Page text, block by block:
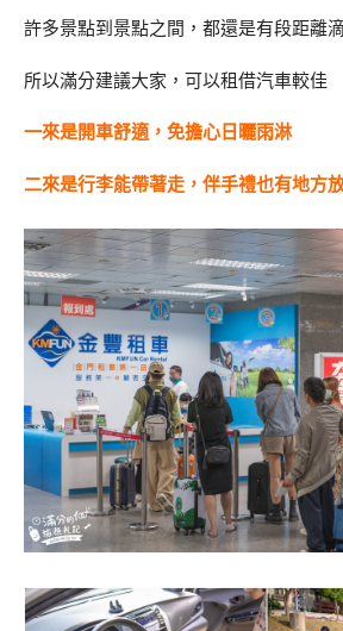
許多景點到景點之間，都還是有段距離滴
所以滿分建議大家，可以租借汽車較佳
一來是開車舒適，免擔心日曬雨淋
二來是行李能帶著走，伴手禮也有地方